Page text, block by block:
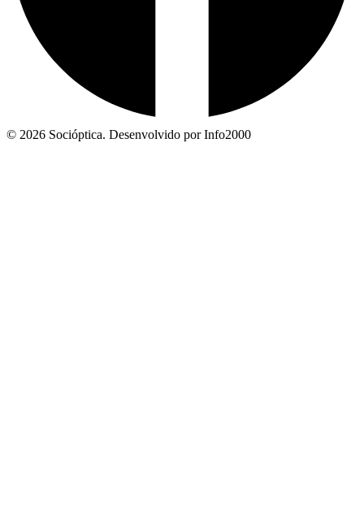
© 2026 Socióptica. Desenvolvido por Info2000